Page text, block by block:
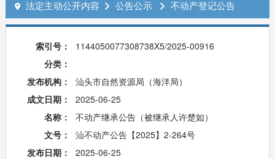
 法定主动公开内容  公告公示  不动产登记公告
索引号：
1144050077308738X5/2025-00916
分类：
发布机构：
汕头市自然资源局（海洋局）
成文日期：
2025-06-25
名称：
不动产继承公告（被继承人许楚如）
文号：
汕不动产公告【2025】2-264号
发布日期：
2025-06-25